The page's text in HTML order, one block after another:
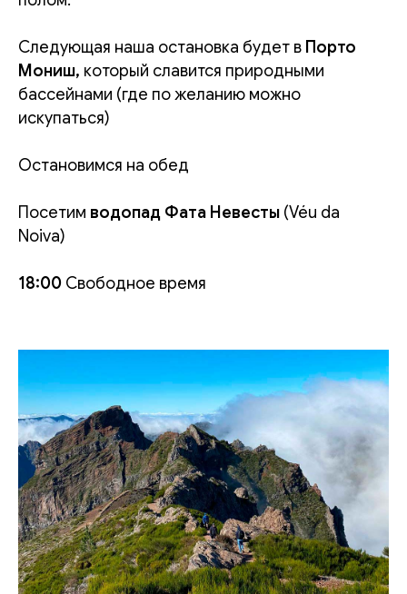
Следующая наша остановка будет в Порто
Мониш, который славится природными
бассейнами (где по желанию можно
искупаться)
Остановимся на обед
Посетим водопад Фата Невесты (Véu da
Noiva)
18:00 Свободное время